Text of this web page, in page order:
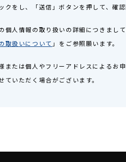
クをし、「送信」ボタンを押して、確
個人情報の取り扱いの詳細につきまして
取扱いについて 」をご参照願います。
または個人やフリーアドレスによるお
ていただく場合がございます。